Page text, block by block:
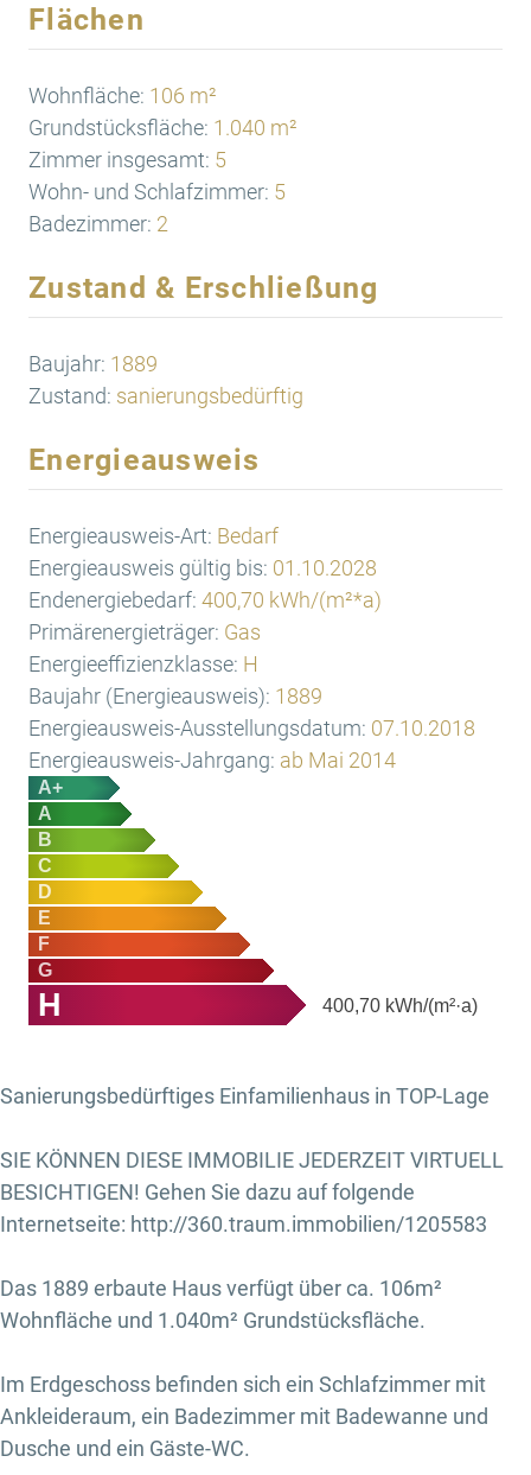
Flächen
Wohnfläche: 106 m²
Grundstücksfläche: 1.040 m²
Zimmer insgesamt: 5
Wohn- und Schlafzimmer: 5
Badezimmer: 2
Zustand & Erschließung
Baujahr: 1889
Zustand: sanierungsbedürftig
Energieausweis
Energieausweis-Art: Bedarf
Energieausweis gültig bis: 01.10.2028
Endenergiebedarf: 400,70 kWh/(m²*a)
Primärenergieträger: Gas
Energieeffizienzklasse: H
Baujahr (Energieausweis): 1889
Energieausweis-Ausstellungsdatum: 07.10.2018
Energieausweis-Jahrgang: ab Mai 2014
A+
A
B
C
D
E
F
G
H 400,70 kWh/(m²·a)
Sanierungsbedürftiges Einfamilienhaus in TOP-Lage
SIE KÖNNEN DIESE IMMOBILIE JEDERZEIT VIRTUELL
BESICHTIGEN! Gehen Sie dazu auf folgende
Internetseite: http://360.traum.immobilien/1205583
Das 1889 erbaute Haus verfügt über ca. 106m²
Wohnfläche und 1.040m² Grundstücksfläche.
Im Erdgeschoss befinden sich ein Schlafzimmer mit
Ankleideraum, ein Badezimmer mit Badewanne und
Dusche und ein Gäste-WC.